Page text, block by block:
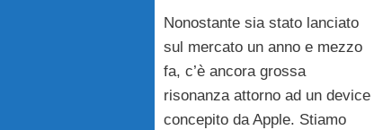
Nonostante sia stato lanciato
sul mercato un anno e mezzo
fa, c’è ancora grossa
risonanza attorno ad un device
concepito da Apple. Stiamo